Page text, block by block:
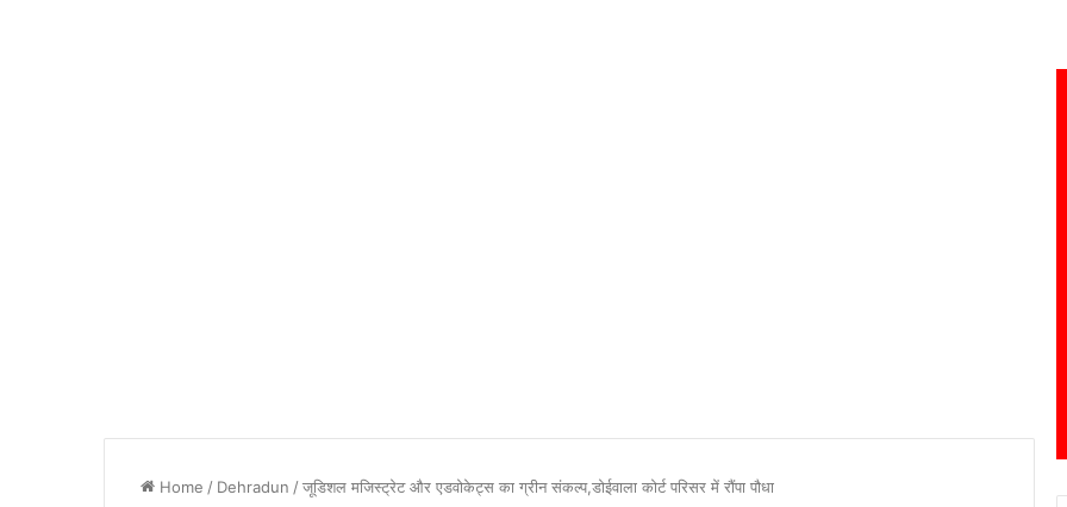
Home / Dehradun /जूडिशल मजिस्ट्रेट और एडवोकेट्स का ग्रीन संकल्प,डोईवाला कोर्ट परिसर में रौंपा पौधा